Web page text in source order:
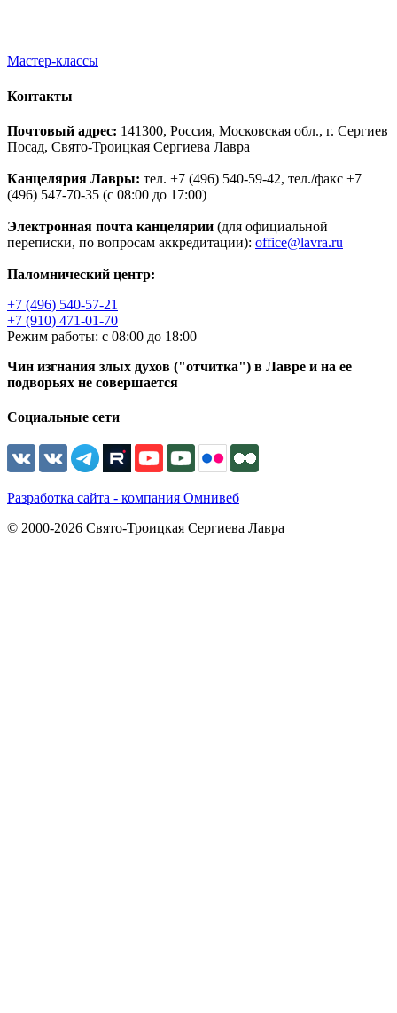
Мастер-классы
Контакты
Почтовый адрес: 141300, Россия, Московская обл., г. Сергиев
Посад, Свято-Троицкая Сергиева Лавра
Канцелярия Лавры: тел. +7 (496) 540-59-42, тел./факс +7
(496) 547-70-35 (с 08:00 до 17:00)
Электронная почта канцелярии (для официальной
переписки, по вопросам аккредитации): office@lavra.ru
Паломнический центр:
+7 (496) 540-57-21
+7 (910) 471-01-70
Режим работы: с 08:00 до 18:00
Чин изгнания злых духов ("отчитка") в Лавре и на ее
подворьях не совершается
Социальные сети
Разработка сайта - компания Омнивеб
© 2000-2026 Свято-Троицкая Сергиева Лавра